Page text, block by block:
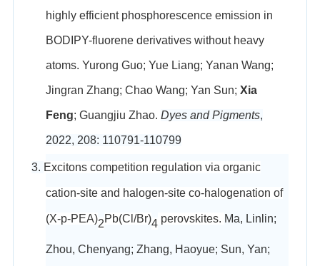
highly efficient phosphorescence emission in
BODIPY-fluorene derivatives without heavy
atoms. Yurong Guo; Yue Liang; Yanan Wang;
Jingran Zhang; Chao Wang; Yan Sun; Xia
Feng; Guangjiu Zhao. Dyes and Pigments,
2022, 208: 110791-110799
3. Excitons competition regulation via organic
cation-site and halogen-site co-halogenation of
(X-p-PEA)2Pb(Cl/Br)4 perovskites. Ma, Linlin;
Zhou, Chenyang; Zhang, Haoyue; Sun, Yan;